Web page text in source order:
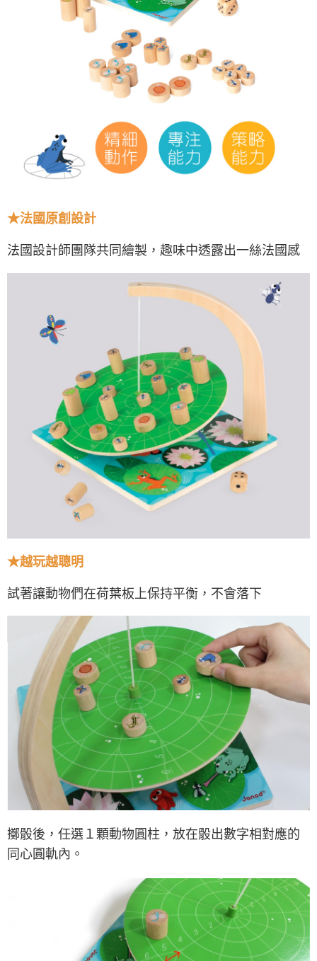
★法國原創設計
法國設計師團隊共同繪製，趣味中透露出一絲法國感
★越玩越聰明
試著讓動物們在荷葉板上保持平衡，不會落下
擲骰後，任選１顆動物圓柱，放在骰出數字相對應的
同心圓軌內。